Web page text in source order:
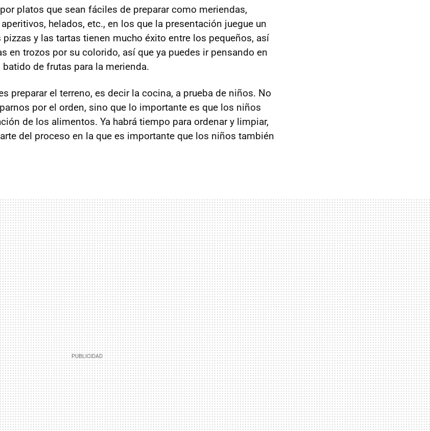
platos que sean fáciles de preparar como meriendas,
helados, etc., en los que la presentación juegue un
y las tartas tienen mucho éxito entre los pequeños, así
en trozos por su colorido, así que ya puedes ir pensando en
de frutas para la merienda.
preparar el terreno, es decir la cocina, a prueba de niños. No
por el orden, sino que lo importante es que los niños
de los alimentos. Ya habrá tiempo para ordenar y limpiar,
del proceso en la que es importante que los niños también